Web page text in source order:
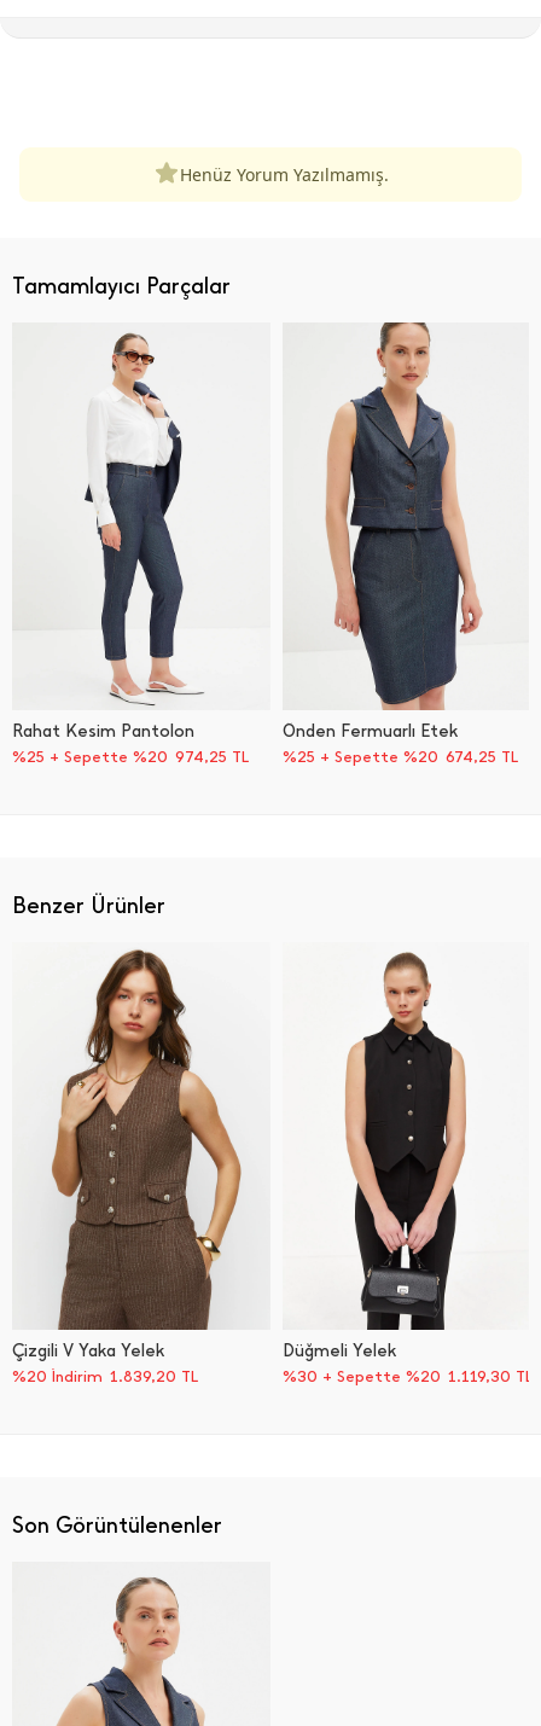
Henüz Yorum Yazılmamış.
Benzer Ürünler
Çizgili V Yaka Yelek
%20 İndirim 1.839,20 TL
Düğmeli Yelek
%30 + Sepette %20 1.119,30 TL
Tamamlayıcı Parçalar
Rahat Kesim Pantolon
%25 + Sepette %20 974,25 TL
Önden Fermuarlı Etek
%25 + Sepette %20 674,25 TL
Son Görüntülenenler